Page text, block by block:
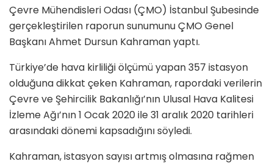
Çevre Mühendisleri Odası (ÇMO) İstanbul Şubesinde
gerçekleştirilen raporun sunumunu ÇMO Genel
Başkanı Ahmet Dursun Kahraman yaptı.
Türkiye’de hava kirliliği ölçümü yapan 357 istasyon
olduğuna dikkat çeken Kahraman, rapordaki verilerin
Çevre ve Şehircilik Bakanlığı’nın Ulusal Hava Kalitesi
İzleme Ağı’nın 1 Ocak 2020 ile 31 aralık 2020 tarihleri
arasındaki dönemi kapsadığını söyledi.
Kahraman, istasyon sayısı artmış olmasına rağmen